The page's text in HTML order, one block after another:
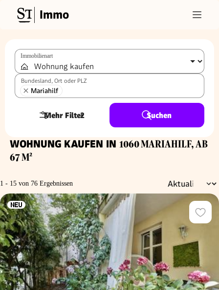
Immo
Immobilienart
Bundesland, Ort oder PLZ
Mariahilf
Mehr Filter
2 Suchen
WOHNUNG KAUFEN IN 1060 MARIAHILF, AB
67 M²
1 - 15 von 76 Ergebnissen